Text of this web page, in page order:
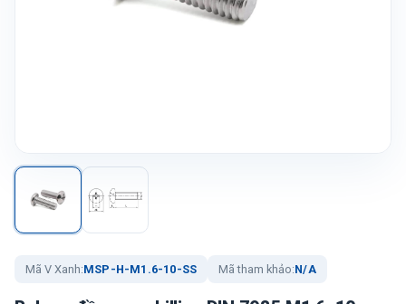
Mã V Xanh:MSP-H-M1.6-10-SS Mã tham khảo:N/A